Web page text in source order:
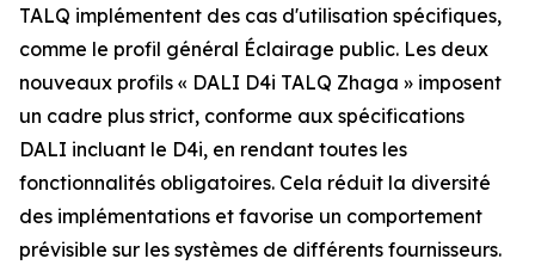
TALQ implémentent des cas d'utilisation spécifiques,
comme le profil général Éclairage public. Les deux
nouveaux profils « DALI D4i TALQ Zhaga » imposent
un cadre plus strict, conforme aux spécifications
DALI incluant le D4i, en rendant toutes les
fonctionnalités obligatoires. Cela réduit la diversité
des implémentations et favorise un comportement
prévisible sur les systèmes de différents fournisseurs.